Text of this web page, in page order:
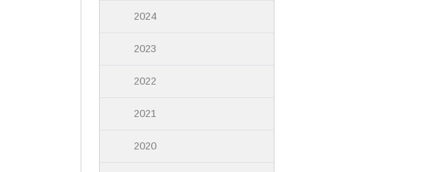
2024
2023
2022
2021
2020